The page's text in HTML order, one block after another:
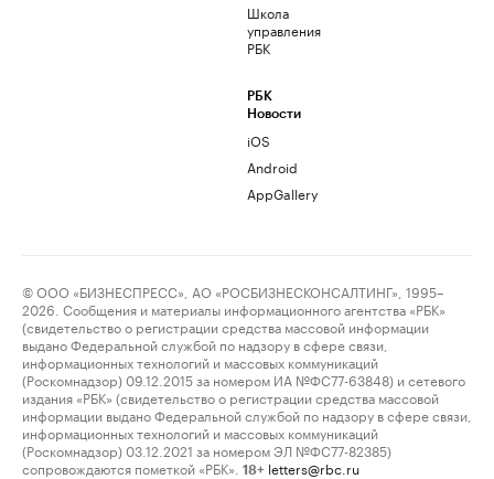
Школа
управления
РБК
РБК
Новости
iOS
Android
AppGallery
© ООО «БИЗНЕСПРЕСС», АО «РОСБИЗНЕСКОНСАЛТИНГ», 1995–
2026. Сообщения и материалы информационного агентства «РБК»
(свидетельство о регистрации средства массовой информации
выдано Федеральной службой по надзору в сфере связи,
информационных технологий и массовых коммуникаций
(Роскомнадзор) 09.12.2015 за номером ИА №ФС77-63848) и сетевого
издания «РБК» (свидетельство о регистрации средства массовой
информации выдано Федеральной службой по надзору в сфере связи,
информационных технологий и массовых коммуникаций
(Роскомнадзор) 03.12.2021 за номером ЭЛ №ФС77-82385)
сопровождаются пометкой «РБК».
18+ letters@rbc.ru